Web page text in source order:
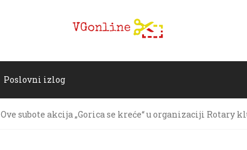
Poslovni izlog
Ove subote akcija „Gorica se kreće“ u organizaciji Rotary